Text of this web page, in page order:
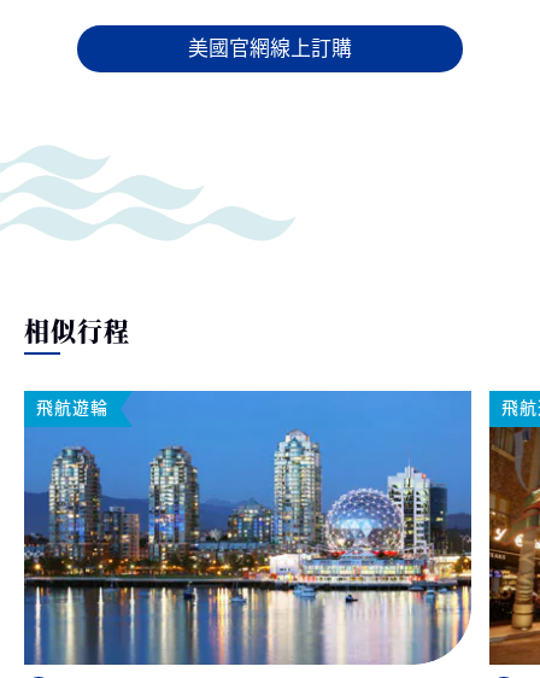
美國官網線上訂購
相似行程
飛航遊輪 飛